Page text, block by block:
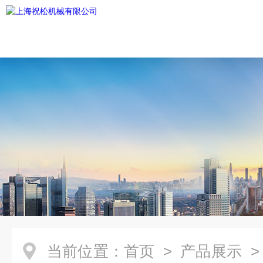
当前位置： 首页 > 产品展示